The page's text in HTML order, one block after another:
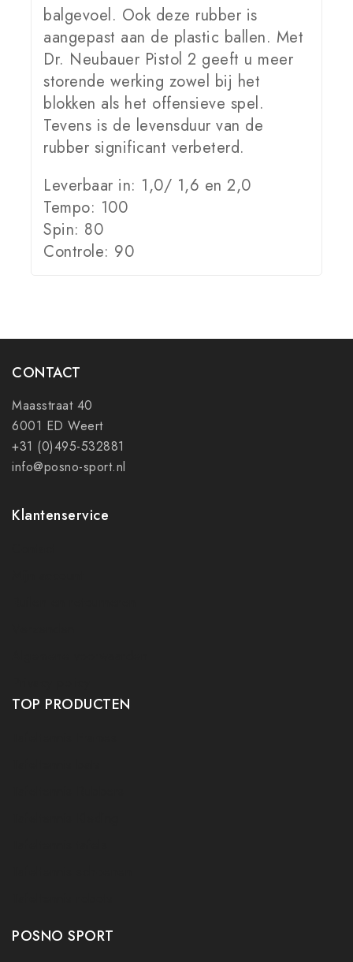
balgevoel. Ook deze rubber is
aangepast aan de plastic ballen. Met
Dr. Neubauer Pistol 2 geeft u meer
storende werking zowel bij het
blokken als het offensieve spel.
Tevens is de levensduur van de
rubber significant verbeterd.
Leverbaar in: 1,0/ 1,6 en 2,0
Tempo: 100
Spin: 80
Controle: 90
CONTACT
Maasstraat 40
6001 ED Weert
+31 (0)495-532881
info@posno-sport.nl
Klantenservice
TOP PRODUCTEN
POSNO SPORT